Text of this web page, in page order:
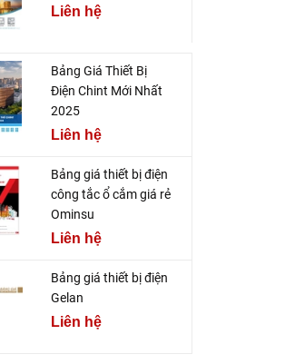
Liên hệ
Bảng Giá Thiết Bị
Điện Chint Mới Nhất
2025
Liên hệ
Bảng giá thiết bị điện
công tắc ổ cắm giá rẻ
Ominsu
Liên hệ
Bảng giá thiết bị điện
Gelan
Liên hệ